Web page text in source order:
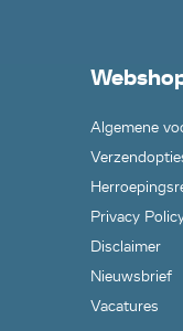
Algemene
Privacy
Disclaimer
Nieuwsbrief
Vacatures